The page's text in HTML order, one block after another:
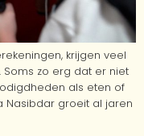
krijgen veel
zo erg dat er niet
als eten of
Nasibdar groeit al jaren